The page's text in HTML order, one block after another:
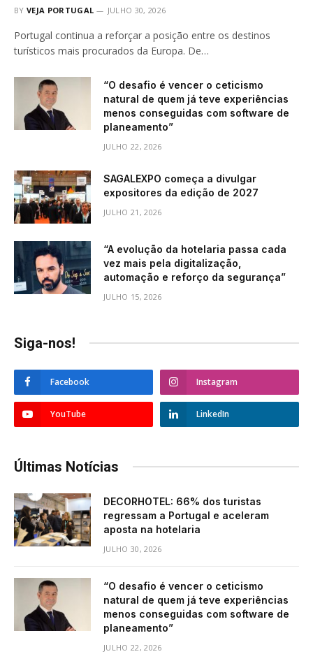
BY VEJA PORTUGAL JULHO 30, 2026
Portugal continua a reforçar a posição entre os destinos
turísticos mais procurados da Europa. De…
“O desafio é vencer o ceticismo
natural de quem já teve experiências
menos conseguidas com software de
planeamento”
JULHO 22, 2026
SAGALEXPO começa a divulgar
expositores da edição de 2027
JULHO 21, 2026
“A evolução da hotelaria passa cada
vez mais pela digitalização,
automação e reforço da segurança”
JULHO 15, 2026
Siga-nos!
Facebook Instagram
YouTube LinkedIn
Últimas Notícias
DECORHOTEL: 66% dos turistas
regressam a Portugal e aceleram
aposta na hotelaria
JULHO 30, 2026
“O desafio é vencer o ceticismo
natural de quem já teve experiências
menos conseguidas com software de
planeamento”
JULHO 22, 2026